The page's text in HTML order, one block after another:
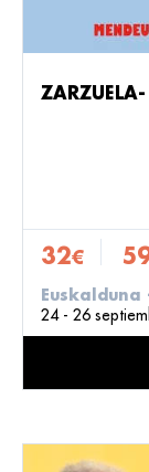
ZARZUELA-
32€
24 - 26